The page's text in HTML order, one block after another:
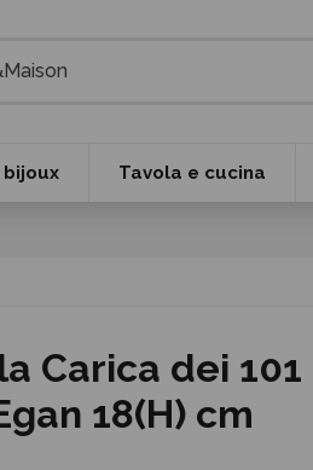
bijoux Tavola e cucina
Carica dei 101
18(H) cm